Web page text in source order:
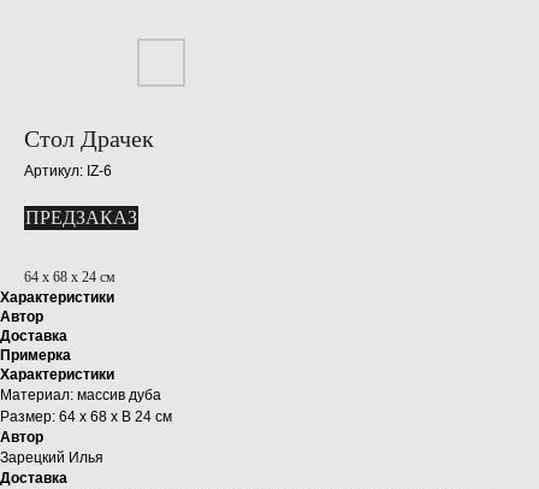
Стол Драчек
Артикул: IZ-6
ПРЕДЗАКАЗ
64 х 68 х 24 см
Характеристики
Автор
Доставка
Примерка
Характеристики
Материал: массив дуба
Размер: 64 х 68 х В 24 см
Автор
Зарецкий Илья
Доставка